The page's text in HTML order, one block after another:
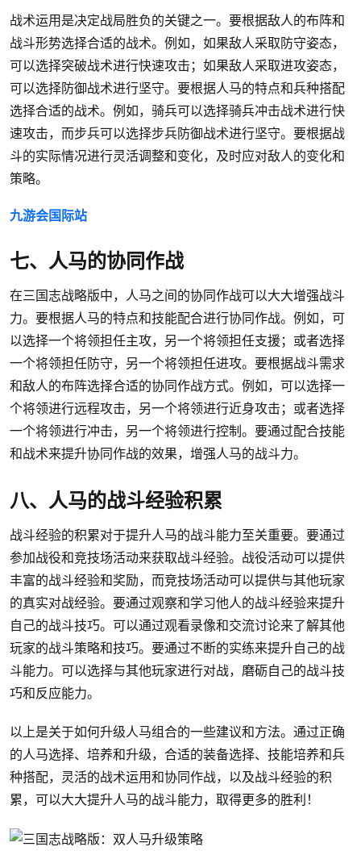
战术运用是决定战局胜负的关键之一。要根据敌人的布阵和
战斗形势选择合适的战术。例如，如果敌人采取防守姿态，
可以选择突破战术进行快速攻击；如果敌人采取进攻姿态，
可以选择防御战术进行坚守。要根据人马的特点和兵种搭配
选择合适的战术。例如，骑兵可以选择骑兵冲击战术进行快
速攻击，而步兵可以选择步兵防御战术进行坚守。要根据战
斗的实际情况进行灵活调整和变化，及时应对敌人的变化和
策略。
九游会国际站
七、人马的协同作战
在三国志战略版中，人马之间的协同作战可以大大增强战斗
力。要根据人马的特点和技能配合进行协同作战。例如，可
以选择一个将领担任主攻，另一个将领担任支援；或者选择
一个将领担任防守，另一个将领担任进攻。要根据战斗需求
和敌人的布阵选择合适的协同作战方式。例如，可以选择一
个将领进行远程攻击，另一个将领进行近身攻击；或者选择
一个将领进行冲击，另一个将领进行控制。要通过配合技能
和战术来提升协同作战的效果，增强人马的战斗力。
八、人马的战斗经验积累
战斗经验的积累对于提升人马的战斗能力至关重要。要通过
参加战役和竞技场活动来获取战斗经验。战役活动可以提供
丰富的战斗经验和奖励，而竞技场活动可以提供与其他玩家
的真实对战经验。要通过观察和学习他人的战斗经验来提升
自己的战斗技巧。可以通过观看录像和交流讨论来了解其他
玩家的战斗策略和技巧。要通过不断的实练来提升自己的战
斗能力。可以选择与其他玩家进行对战，磨砺自己的战斗技
巧和反应能力。
以上是关于如何升级人马组合的一些建议和方法。通过正确
的人马选择、培养和升级，合适的装备选择、技能培养和兵
种搭配，灵活的战术运用和协同作战，以及战斗经验的积
累，可以大大提升人马的战斗能力，取得更多的胜利！